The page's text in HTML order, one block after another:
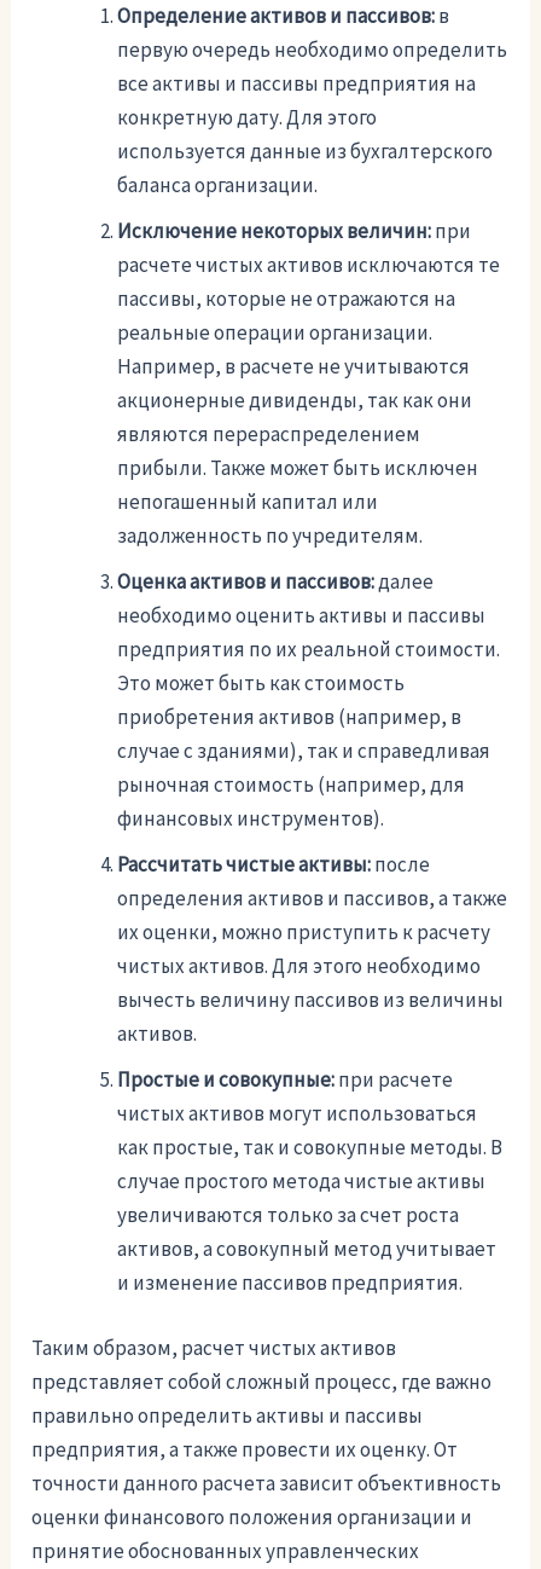
Определение активов и пассивов:в
первую очередь необходимо определить
все активы и пассивы предприятия на
конкретную дату. Для этого
используется данные из бухгалтерского
баланса организации.
Исключение некоторых величин:при
расчете чистых активов исключаются те
пассивы, которые не отражаются на
реальные операции организации.
Например, в расчете не учитываются
акционерные дивиденды, так как они
являются перераспределением
прибыли. Также может быть исключен
непогашенный капитал или
задолженность по учредителям.
Оценка активов и пассивов:далее
необходимо оценить активы и пассивы
предприятия по их реальной стоимости.
Это может быть как стоимость
приобретения активов (например, в
случае с зданиями), так и справедливая
рыночная стоимость (например, для
финансовых инструментов).
Рассчитать чистые активы:после
определения активов и пассивов, а также
их оценки, можно приступить к расчету
чистых активов. Для этого необходимо
вычесть величину пассивов из величины
активов.
Простые и совокупные:при расчете
чистых активов могут использоваться
как простые, так и совокупные методы. В
случае простого метода чистые активы
увеличиваются только за счет роста
активов, а совокупный метод учитывает
и изменение пассивов предприятия.
Таким образом, расчет чистых активов
представляет собой сложный процесс, где важно
правильно определить активы и пассивы
предприятия, а также провести их оценку. От
точности данного расчета зависит объективность
оценки финансового положения организации и
принятие обоснованных управленческих